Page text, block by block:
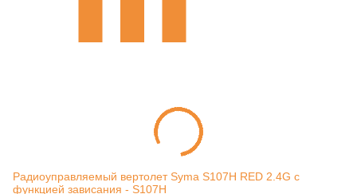
Радиоуправляемый вертолет Syma S107H RED 2.4G с
функцией зависания - S107H